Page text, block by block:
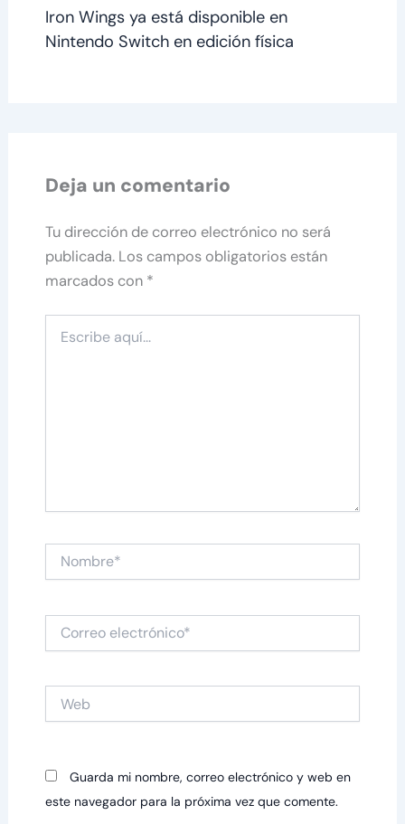
Iron Wings ya está disponible en
Nintendo Switch en edición física
Deja un comentario
Tu dirección de correo electrónico no será
publicada. Los campos obligatorios están
marcados con *
aquí...
Nombre*
electrónico*
Guarda mi nombre, correo electrónico y web en
este navegador para la próxima vez que comente.